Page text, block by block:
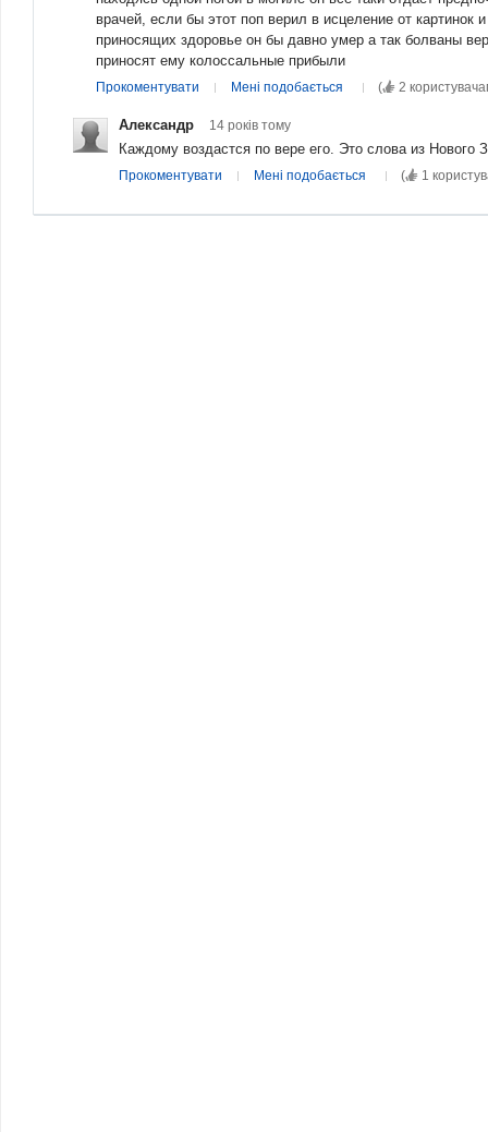
врачей, если бы этот поп верил в исцеление от картинок
приносящих здоровье он бы давно умер а так болваны
приносят ему колоссальные прибыли
Прокоментувати Мені подобається ( 2
Александр 14 років тому
Каждому воздастся по вере его. Это слова из Нового
Прокоментувати Мені подобається ( 1